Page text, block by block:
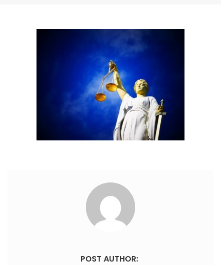
POST AUTHOR: